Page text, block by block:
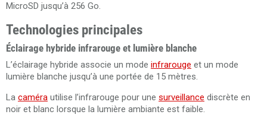
MicroSD jusqu’à 256 Go.
Technologies principales
Éclairage hybride infrarouge et lumière blanche
L’éclairage hybride associe un mode infrarouge et un mode
lumière blanche jusqu’à une portée de 15 mètres.
La caméra utilise l’infrarouge pour une surveillance discrète en
noir et blanc lorsque la lumière ambiante est faible.